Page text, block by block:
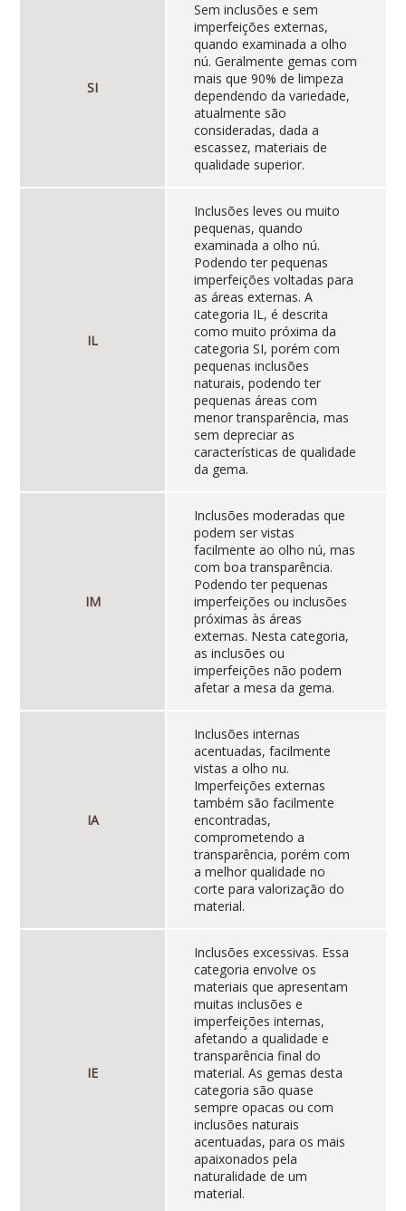
SI
Sem inclusões e sem
imperfeições externas,
quando examinada a olho
nú. Geralmente gemas com
mais que 90% de limpeza
dependendo da variedade,
atualmente são
consideradas, dada a
escassez, materiais de
qualidade superior.
IL
Inclusões leves ou muito
pequenas, quando
examinada a olho nú.
Podendo ter pequenas
imperfeições voltadas para
as áreas externas. A
categoria IL, é descrita
como muito próxima da
categoria SI, porém com
pequenas inclusões
naturais, podendo ter
pequenas áreas com
menor transparência, mas
sem depreciar as
características de qualidade
da gema.
IM
Inclusões moderadas que
podem ser vistas
facilmente ao olho nú, mas
com boa transparência.
Podendo ter pequenas
imperfeições ou inclusões
próximas às áreas
externas. Nesta categoria,
as inclusões ou
imperfeições não podem
afetar a mesa da gema.
IA
Inclusões internas
acentuadas, facilmente
vistas a olho nu.
Imperfeições externas
também são facilmente
encontradas,
comprometendo a
transparência, porém com
a melhor qualidade no
corte para valorização do
material.
IE
Inclusões excessivas. Essa
categoria envolve os
materiais que apresentam
muitas inclusões e
imperfeições internas,
afetando a qualidade e
transparência final do
material. As gemas desta
categoria são quase
sempre opacas ou com
inclusões naturais
acentuadas, para os mais
apaixonados pela
naturalidade de um
material.